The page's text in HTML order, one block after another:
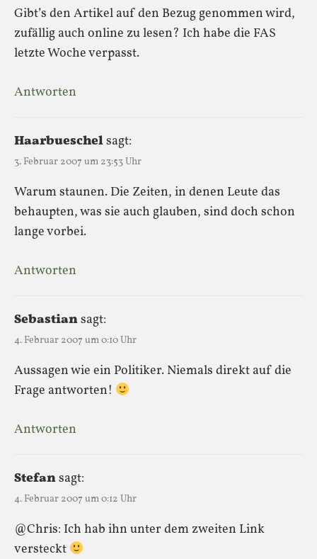
Gibt’s den Artikel auf den Bezug genommen wird,
zufällig auch online zu lesen? Ich habe die FAS
letzte Woche verpasst.
Antworten
Haarbueschelsagt:
3. Februar 2007 um 23:53 Uhr
Warum staunen. Die Zeiten, in denen Leute das
behaupten, was sie auch glauben, sind doch schon
lange vorbei.
Antworten
Sebastiansagt:
4. Februar 2007 um 0:10 Uhr
Aussagen wie ein Politiker. Niemals direkt auf die
Frage antworten!
Antworten
Stefansagt:
4. Februar 2007 um 0:12 Uhr
@Chris: Ich hab ihn unter dem zweiten Link
versteckt